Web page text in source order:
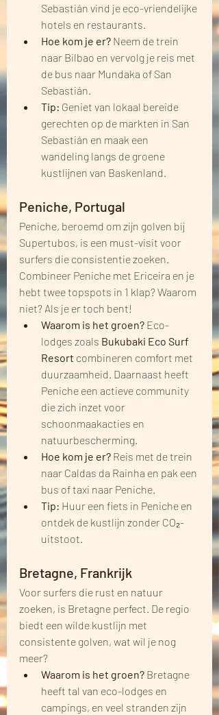
Sebastián vind je eco-vriendelijke
hotels en restaurants.
Hoe kom je er? Neem de trein
naar Bilbao en vervolg je reis met
de bus naar Mundaka of San
Sebastián.
Tip: Geniet van lokaal bereide
gerechten op de markten in San
Sebastián en maak een
wandeling langs de groene
kustlijnen van Baskenland.
Peniche, Portugal
Peniche, beroemd om zijn golven bij
Supertubos, is een must-visit voor
surfers die consistentie zoeken.
Combineer Peniche met Ericeira en je
hebt twee topspots in 1 klap? Waarom
niet? Als je er toch bent!
Waarom is het groen? Eco-
lodges zoals Bukubaki Eco Surf
Resort combineren comfort met
duurzaamheid. Daarnaast heeft
Peniche een actieve community
die zich inzet voor
schoonmaakacties en
natuurbescherming.
Hoe kom je er? Reis met de trein
naar Caldas da Rainha en pak een
bus of taxi naar Peniche.
Tip: Huur een fiets in Peniche en
ontdek de kustlijn zonder CO₂-
uitstoot.
Bretagne, Frankrijk
Voor surfers die rust en natuur
zoeken, is Bretagne perfect. De regio
biedt een wilde kustlijn met
consistente golven, wat wil je nog
meer?
Waarom is het groen? Bretagne
heeft tal van eco-lodges en
campings, en veel stranden zijn